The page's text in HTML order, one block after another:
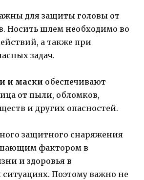
для защиты головы от
Носить шлем необходимо во
а также при
задач.
и маски обеспечивают
от пыли, обломков,
и других опасностей.
защитного снаряжения
фактором в
и здоровья в
Поэтому важно не